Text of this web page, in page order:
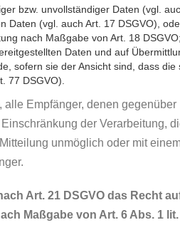
bzw. unvollständiger Daten (vgl.
(vgl. auch Art. 17 DSGVO),
nach Maßgabe von Art. 18 DSGVO;
Daten und auf
sofern sie der Ansicht sind, dass
77 DSGVO).
Empfänger, denen
der Verarbeitung,
unmöglich oder mit
Art. 21 DSGVO das Recht
Maßgabe von Art. 6 Abs. 1